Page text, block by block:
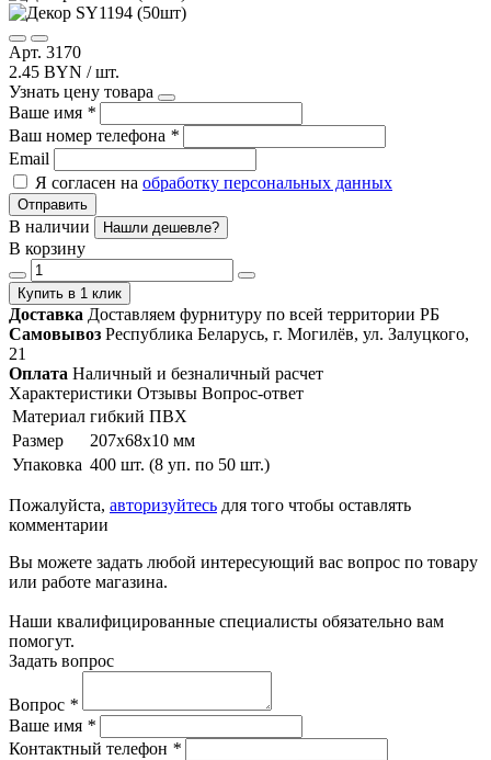
Арт. 3170
2.45 BYN / шт.
Узнать цену товара
Ваше имя *
Ваш номер телефона *
Email
Я согласен на обработку персональных данных
Отправить
В наличии Нашли дешевле?
В корзину
Купить в 1 клик
Доставка Доставляем фурнитуру по всей территории РБ
Самовывоз Республика Беларусь, г. Могилёв, ул. Залуцкого,
21
Оплата Наличный и безналичный расчет
Характеристики Отзывы Вопрос-ответ
Материал гибкий ПВХ
Размер
207х68х10 мм
Упаковка 400 шт. (8 уп. по 50 шт.)
Пожалуйста, авторизуйтесь для того чтобы оставлять
комментарии
Вы можете задать любой интересующий вас вопрос по товару
или работе магазина.
Наши квалифицированные специалисты обязательно вам
помогут.
Задать вопрос
Вопрос *
Ваше имя *
Контактный телефон *